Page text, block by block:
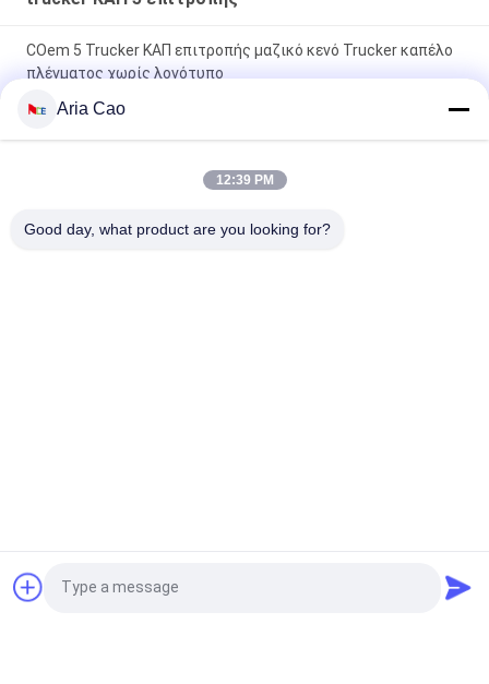
COem 5 Trucker ΚΑΠ επιτροπής μαζικό κενό Trucker καπέλο
πλέγματος χωρίς λογότυπο
επίπεδο χιπ χοπ καλύπτει Eco φιλικό
Καπέλα Αθλητικών
Μπαμπάδων
Αίτηση κράτησης
Aria Cao
12:39 PM
Good day, what product are you looking for?